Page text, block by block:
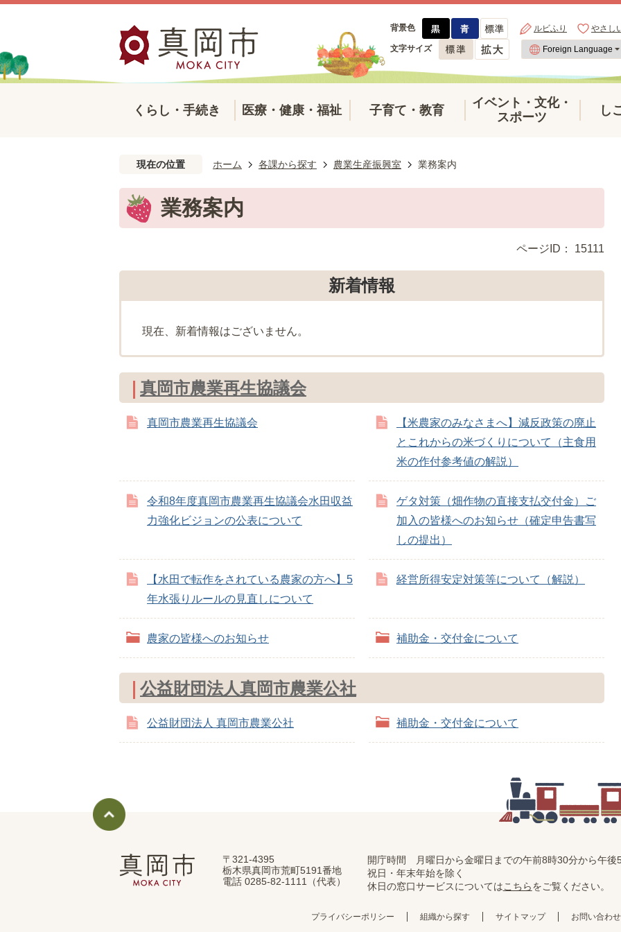
背景色 ルビふり やさし
文字サイズ
くらし・手続き 医療・健康・福祉 子育て・教育
イベント・文化・
スポーツ
し
現在の位置 ホーム 各課から探す 農業生産振興室 業務案内
業務案内
ページID： 15111
新着情報
現在、新着情報はございません。
真岡市農業再生協議会
真岡市農業再生協議会
【米農家のみなさまへ】減反政策の廃止
とこれからの米づくりについて（主食用
米の作付参考値の解説）
令和8年度真岡市農業再生協議会水田収益
力強化ビジョンの公表について
ゲタ対策（畑作物の直接支払交付金）ご
加入の皆様へのお知らせ（確定申告書写
しの提出）
【水田で転作をされている農家の方へ】5
年水張りルールの見直しについて
経営所得安定対策等について（解説）
農家の皆様へのお知らせ 補助金・交付金について
公益財団法人真岡市農業公社
公益財団法人 真岡市農業公社 補助金・交付金について
真
岡
〒321-4395
栃木県真岡市荒町5191番地
電話 0285-82-1111（代表）
開庁時間 月曜日から金曜日までの午前8時30分から午後
祝日・年末年始を除く
休日の窓口サービスについてはこちらをご覧ください。
プライバシーポリシー 組織から探す サイトマップ お問い合わせ